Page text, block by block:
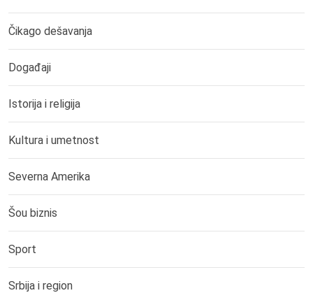
Čikago dešavanja
Događaji
Istorija i religija
Kultura i umetnost
Severna Amerika
Šou biznis
Sport
Srbija i region